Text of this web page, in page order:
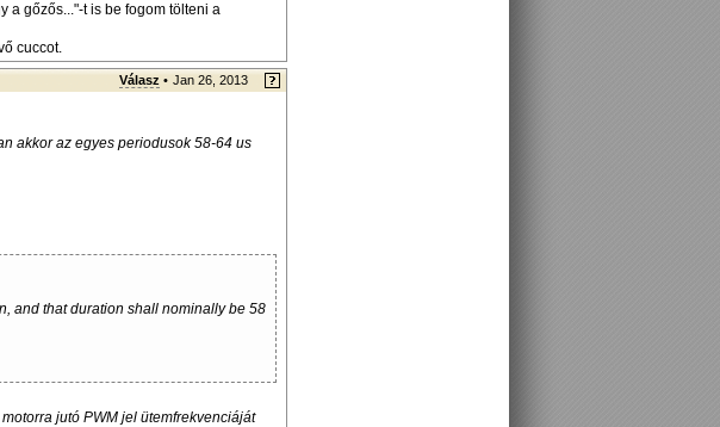
a gőzős..."-t is be fogom tölteni a
cuccot.
Válasz • Jan 26, 2013
akkor az egyes periodusok 58-64 us
and that duration shall nominally be 58
jutó PWM jel ütemfrekvenciáját